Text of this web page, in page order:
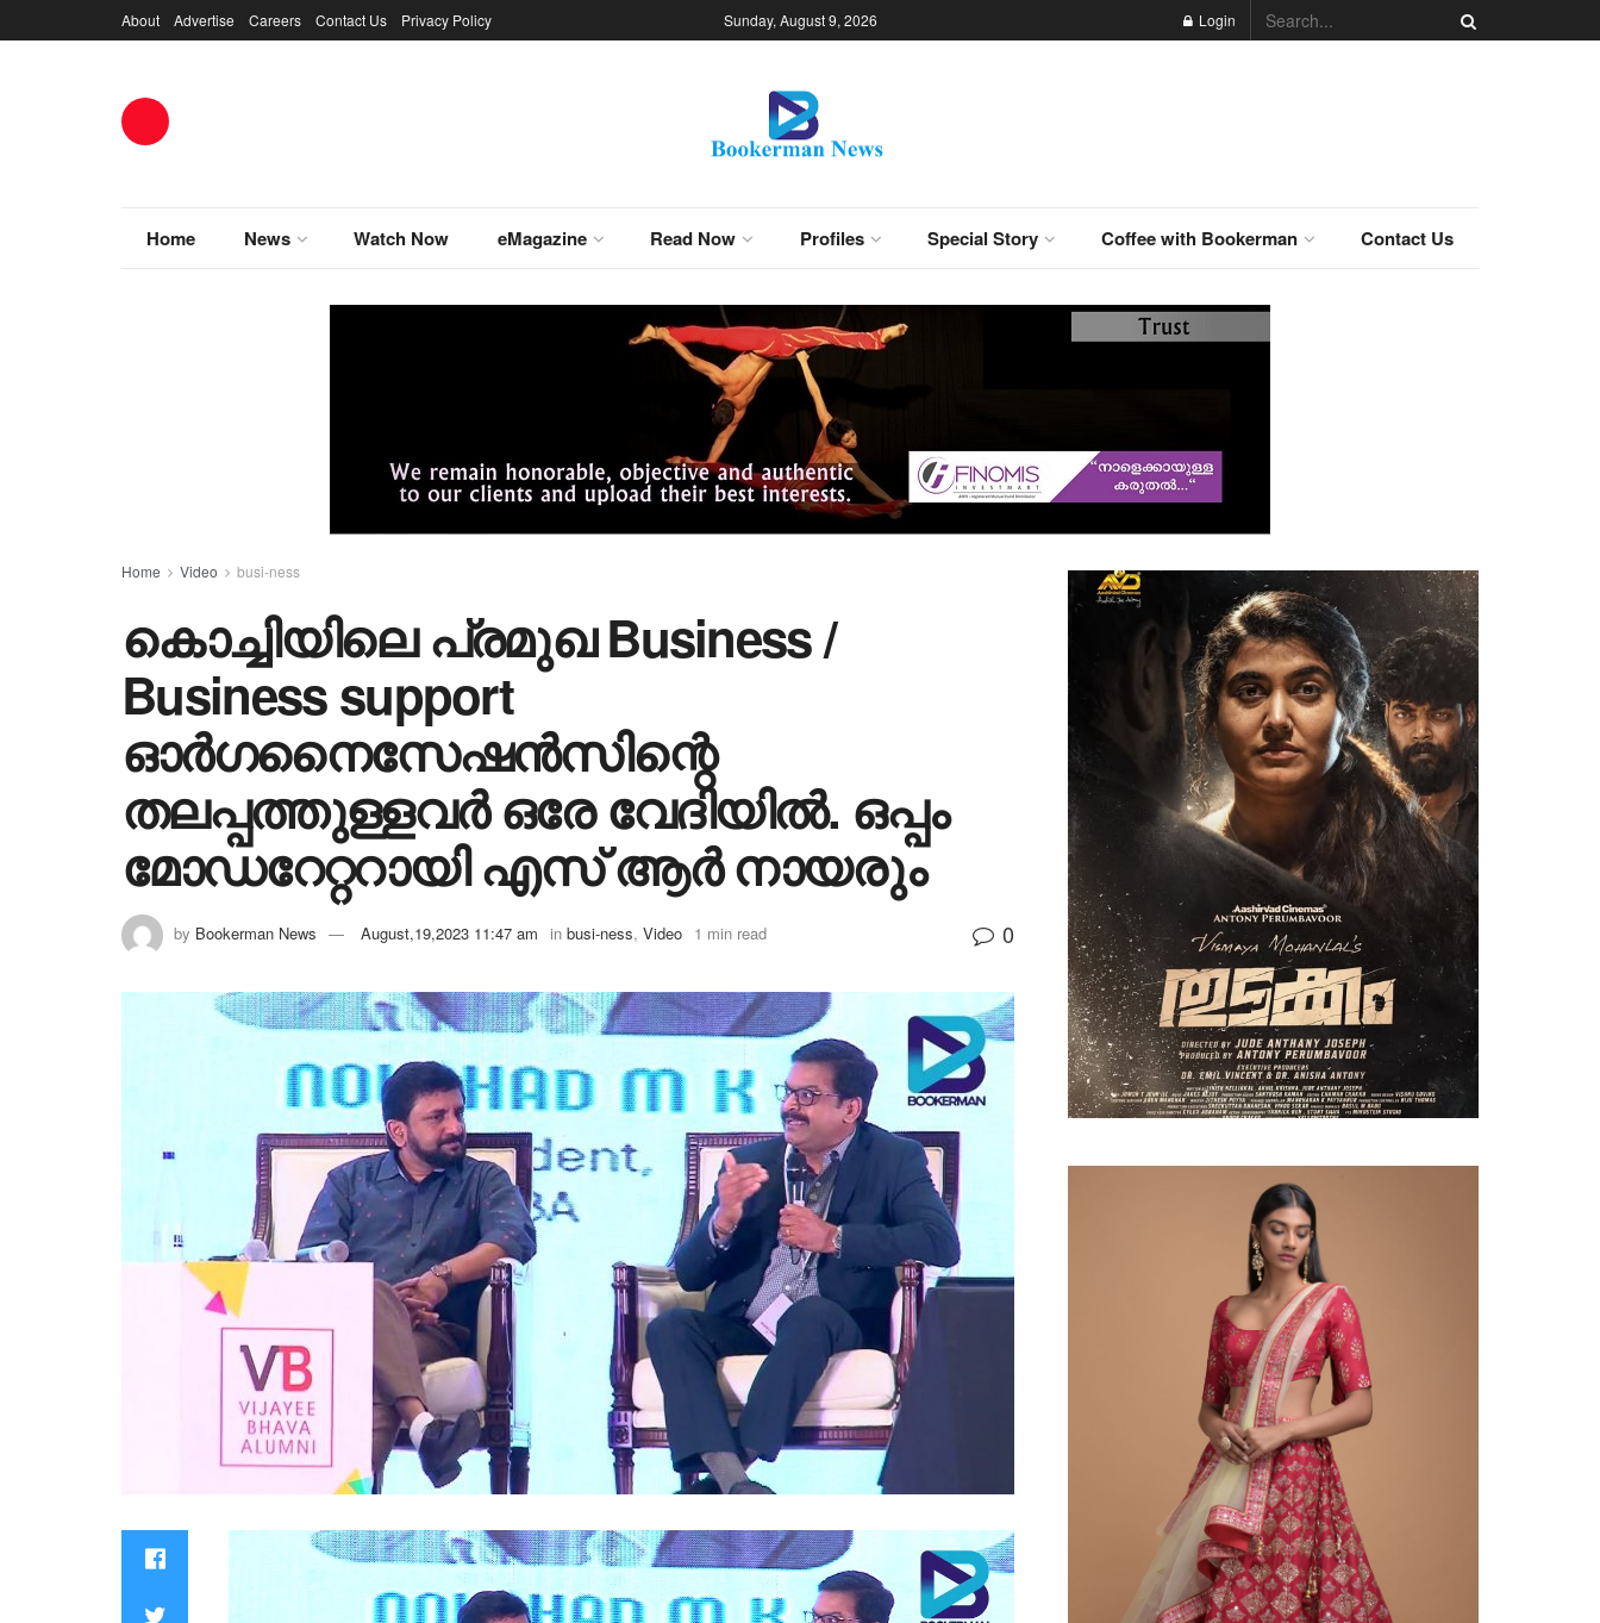
About Advertise Careers Contact Us Privacy Policy Sunday, August 9, 2026 Login
Home News Watch Now eMagazine Read Now Profiles Special Story Coffee with Bookerman Contact Us
Home Video busi-ness
കൊച്ചിയിലെ പ്രമുഖ Business /
Business support
ഓർഗനൈസേഷൻസിന്റെ
തലപ്പത്തുള്ളവർ ഒരേ വേദിയിൽ. ഒപ്പം
മോഡറേറ്ററായി എസ് ആർ നായരും
by Bookerman News August,19,2023 11:47 am in busi-ness, Video 1 min read 0